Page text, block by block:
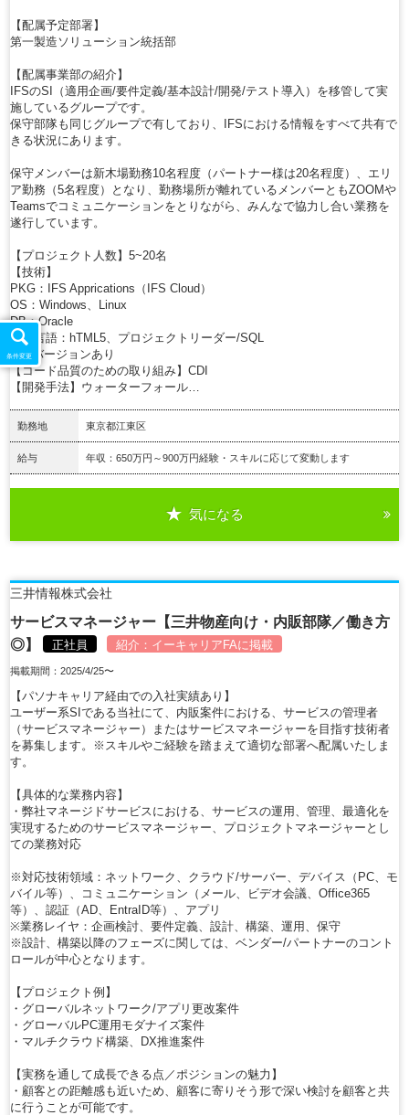
【配属予定部署】
第一製造ソリューション統括部
【配属事業部の紹介】
IFSのSI（適用企画/要件定義/基本設計/開発/テスト導入）を移管して実
施しているグループです。
保守部隊も同じグループで有しており、IFSにおける情報をすべて共有で
きる状況にあります。
保守メンバーは新木場勤務10名程度（パートナー様は20名程度）、エリ
ア勤務（5名程度）となり、勤務場所が離れているメンバーともZOOMや
Teamsでコミュニケーションをとりながら、みんなで協力し合い業務を
遂行しています。
【プロジェクト人数】5~20名
【技術】
PKG：IFS Apprications（IFS Cloud）
OS：Windows、Linux
DB：Oracle
使用言語：hTML5、プロジェクトリーダー/SQL
※旧バージョンあり
【コード品質のための取り組み】CDI
【開発手法】ウォーターフォール…
勤務地 東京都江東区
給与 年収：650万円～900万円経験・スキルに応じて変動します
気になる
三井情報株式会社
サービスマネージャー【三井物産向け・内販部隊／働き方
◎】
正社員 紹介： イーキャリアFAに掲載
掲載期間：2025/4/25〜
【パソナキャリア経由での入社実績あり】
ユーザー系SIである当社にて、内販案件における、サービスの管理者
（サービスマネージャー）またはサービスマネージャーを目指す技術者
を募集します。※スキルやご経験を踏まえて適切な部署へ配属いたしま
す。
【具体的な業務内容】
・弊社マネージドサービスにおける、サービスの運用、管理、最適化を
実現するためのサービスマネージャー、プロジェクトマネージャーとし
ての業務対応
※対応技術領域：ネットワーク、クラウド/サーバー、デバイス（PC、モ
バイル等）、コミュニケーション（メール、ビデオ会議、Office365
等）、認証（AD、EntraID等）、アプリ
※業務レイヤ：企画検討、要件定義、設計、構築、運用、保守
※設計、構築以降のフェーズに関しては、ベンダー/パートナーのコント
ロールが中心となります。
【プロジェクト例】
・グローバルネットワーク/アプリ更改案件
・グローバルPC運用モダナイズ案件
・マルチクラウド構築、DX推進案件
【実務を通して成長できる点／ポジションの魅力】
・顧客との距離感も近いため、顧客に寄りそう形で深い検討を顧客と共
に行うことが可能です。
条件変更